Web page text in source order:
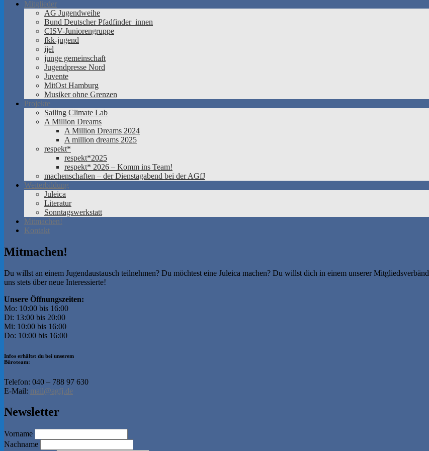
Mitglieder
AG Jugendweihe
Bund Deutscher Pfadfinder_innen
CISV-Juniorengruppe
fkk-jugend
ijel
junge gemeinschaft
Jugendpresse Nord
Juvente
MitOst Hamburg
Musiker ohne Grenzen
Projekte
Sailing Climate Lab
A Million Dreams
A Million Dreams 2024
A million dreams 2025
respekt*
respekt*2025
respekt* 2026 – Komm ins Team!
machenschaften – der Dienstagabend bei der AGfJ
Weiterbildung
Juleica
Literatur
Sonntagswerkstatt
Mitmachen!
Kontakt
Mitmachen!
Du willst an einem Jugendaustausch teilnehmen? Du möchtest eine Juleica machen? Du willst dich in einem unserer
uns stets über neue Interessierte!
Unsere Öffnungszeiten:
Mo: 10:00 bis 16:00
Di: 13:00 bis 20:00
Mi: 10:00 bis 16:00
Do: 10:00 bis 16:00
Infos erhältst du bei unserem
Büroteam:
Telefon: 040 – 788 97 630
E-Mail: mail@agfj.de
Newsletter
Vorname
Nachname